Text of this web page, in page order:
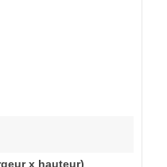
x hauteur)